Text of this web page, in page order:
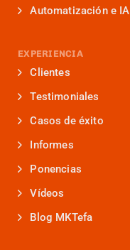
Automatización e IA
EXPERIENCIA
Clientes
Testimoniales
Casos de éxito
Informes
Ponencias
Vídeos
Blog MKTefa